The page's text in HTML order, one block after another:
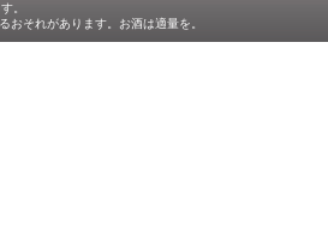
。
おそれがあります。お酒は適量を。